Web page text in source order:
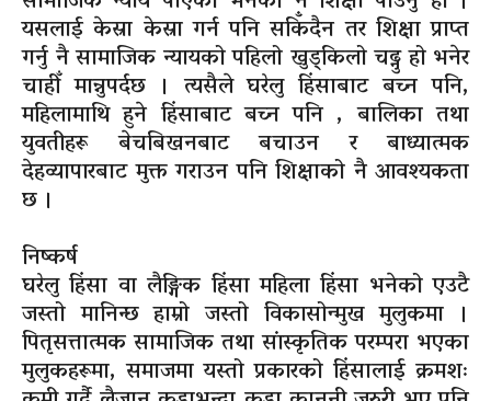
यसलाई केस्रा केस्रा गर्न पनि सकिँदैन तर शिक्षा प्राप्त
गर्नु नै सामाजिक न्यायको पहिलो खुड्किलो चढ्नु हो भनेर
चाहीँ मान्नुपर्दछ । त्यसैले घरेलु हिंसाबाट बच्न पनि,
महिलामाथि हुने हिंसाबाट बच्न पनि , बालिका तथा
युवतीहरू बेचबिखनबाट बचाउन र बाध्यात्मक
देहव्यापारबाट मुक्त गराउन पनि शिक्षाको नै आवश्यकता
छ ।
निष्कर्ष
घरेलु हिंसा वा लैङ्गिक हिंसा महिला हिंसा भनेको एउटै
जस्तो मानिन्छ हाम्रो जस्तो विकासोन्मुख मुलुकमा ।
पितृसत्तात्मक सामाजिक तथा सांस्कृतिक परम्परा भएका
मुलुकहरूमा, समाजमा यस्तो प्रकारको हिंसालाई क्रमशः